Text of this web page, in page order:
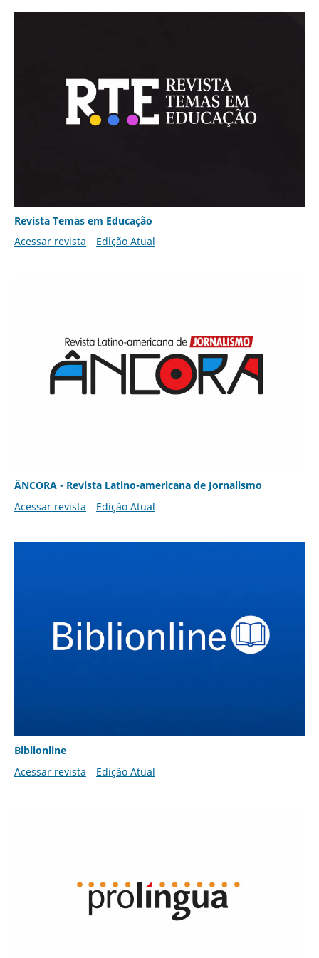
Revista Temas em Educação
Acessar revista
Edição Atual
ÂNCORA - Revista Latino-americana de Jornalismo
Acessar revista
Edição Atual
Biblionline
Acessar revista
Edição Atual